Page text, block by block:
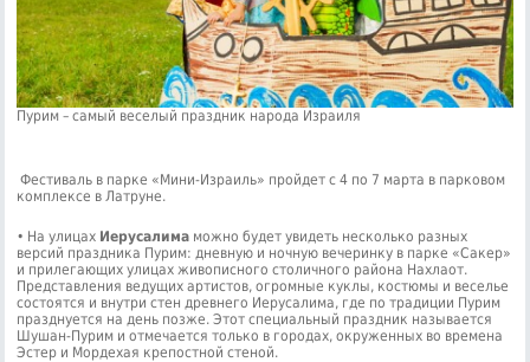
Пурим – самый веселый праздник народа Израиля
Фестиваль в парке «Мини-Израиль» пройдет с 4 по 7 марта в парковом
комплексе в Латруне.
• На улицах Иерусалима можно будет увидеть несколько разных
версий праздника Пурим: дневную и ночную вечеринку в парке «Сакер»
и прилегающих улицах живописного столичного района Нахлаот.
Представления ведущих артистов, огромные куклы, костюмы и веселье
состоятся и внутри стен древнего Иерусалима, где по традиции Пурим
празднуется на день позже. Этот специальный праздник называется
Шушан-Пурим и отмечается только в городах, окруженных во времена
Эстер и Мордехая крепостной стеной.